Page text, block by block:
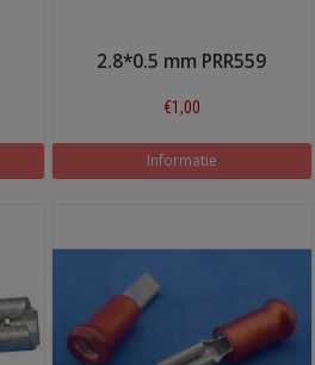
2.8*0.5 mm PRR559
€1,00
Informatie